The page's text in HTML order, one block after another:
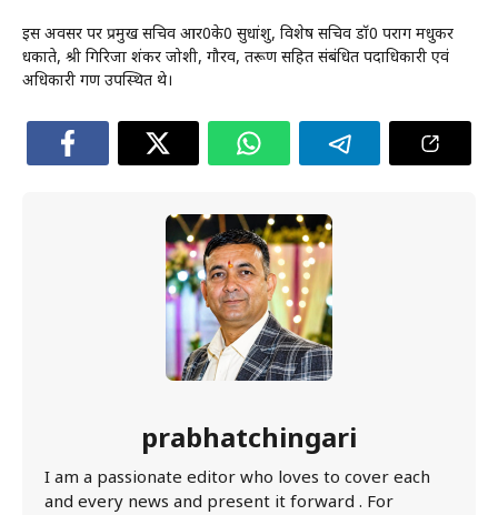
इस अवसर पर प्रमुख सचिव आर0के0 सुधांशु, विशेष सचिव डॉ0 पराग मधुकर
धकाते, श्री गिरिजा शंकर जोशी, गौरव, तरूण सहित संबंधित पदाधिकारी एवं
अधिकारी गण उपस्थित थे।
prabhatchingari
I am a passionate editor who loves to cover each
and every news and present it forward . For